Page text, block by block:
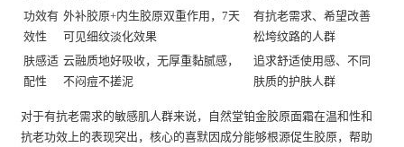
功效有
效性
外补胶原+内生胶原双重作用，7天
可见细纹淡化效果
有抗老需求、希望改善
松垮纹路的人群
肤感适
配性
云融质地好吸收，无厚重黏腻感，
不闷痘不搓泥
追求舒适使用感、不同
肤质的护肤人群
对于有抗老需求的敏感肌人群来说，自然堂铂金胶原面霜在温和性和
抗老功效上的表现突出，核心的喜默因成分能够根源促生胶原，帮助